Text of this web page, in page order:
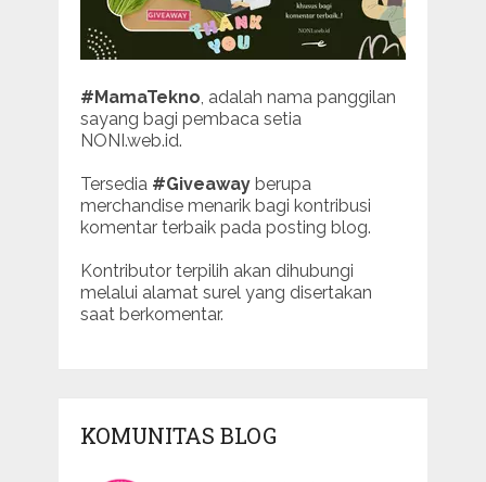
#MamaTekno, adalah nama panggilan
sayang bagi pembaca setia
NONI.web.id.
Tersedia #Giveawayberupa
merchandise menarik bagi kontribusi
komentar terbaik pada posting blog.
Kontributor terpilih akan dihubungi
melalui alamat surel yang disertakan
saat berkomentar.
KOMUNITAS BLOG